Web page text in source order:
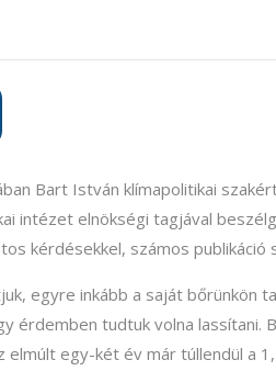
Bart István klímapolitikai
intézet elnökségi tagjával
kérdésekkel, számos
egyre inkább a saját bőrünkön
érdemben tudtuk volna lassítani.
egy-két év már túllendül a